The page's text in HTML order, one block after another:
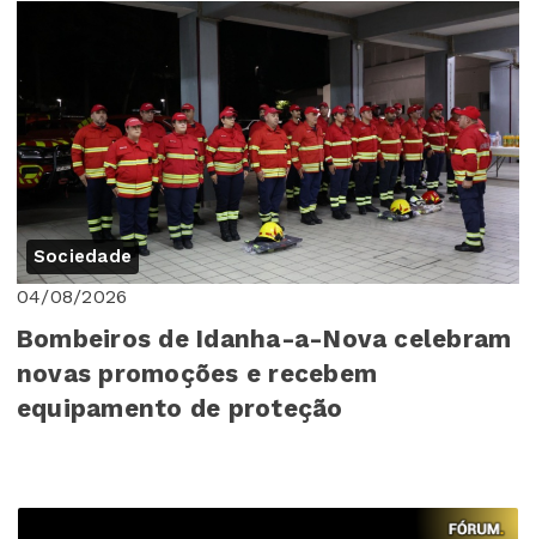
mais de 140 cr...
Sociedade
04/08/2026
Bombeiros de Idanha-a-Nova celebram
novas promoções e recebem
equipamento de proteção